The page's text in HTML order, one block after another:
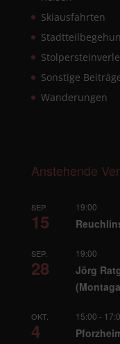
Skiausfahrten
Sonstige
Wanderungen
Anstehende
SEP.
15
19:00
SEP.
28
19:00
Jörg
OKT.
4
15:00 -